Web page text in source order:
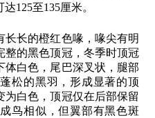
125至135厘米。
长长的橙红色喙，喙尖有明
整的黑色顶冠，冬季时顶冠
体白色，尾巴深叉状，腿部
松的黑羽，形成显著的顶
白色，顶冠仅在后部保留
鸟相似，但翼部有黑色斑